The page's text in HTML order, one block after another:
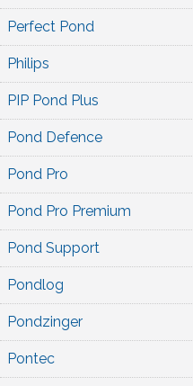
Perfect Pond
Philips
PIP Pond Plus
Pond Defence
Pond Pro
Pond Pro Premium
Pond Support
Pondlog
Pondzinger
Pontec